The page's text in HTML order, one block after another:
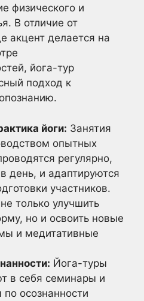
физического и
В отличие от
акцент делается на
йога-тур
подход к
йоги: Занятия
опытных
регулярно,
день, и адаптируются
участников.
только улучшить
но и освоить новые
и медитативные
Йога-туры
в себя семинары и
осознанности